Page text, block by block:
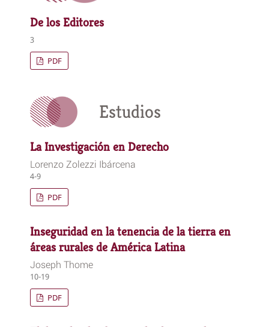
De los Editores
3
PDF
Estudios
La Investigación en Derecho
Lorenzo Zolezzi Ibárcena
4-9
PDF
Inseguridad en la tenencia de la tierra en
áreas rurales de América Latina
Joseph Thome
10-19
PDF